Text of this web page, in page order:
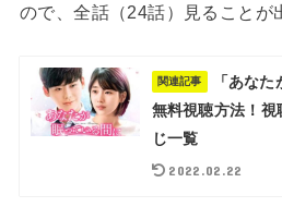
ので、全話（24話）見ることが
関連記事
「あな
無料視聴方法！
じ一覧
2022.02.22